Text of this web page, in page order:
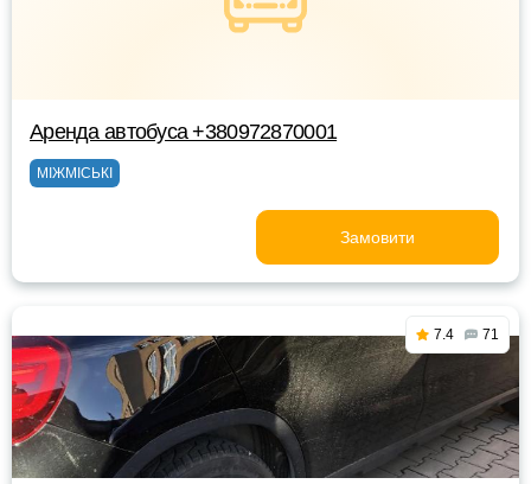
Аренда автобуса +380972870001
МІЖМІСЬКІ
Замовити
7.4 71